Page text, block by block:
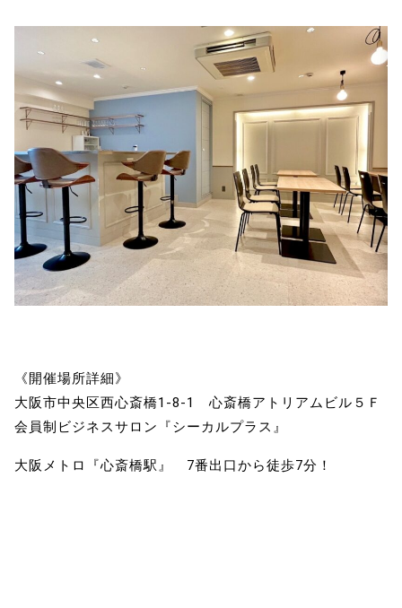
《開催場所詳細》
大阪市中央区西心斎橋1-8-1 心斎橋アトリアムビル５Ｆ
会員制ビジネスサロン『シーカルプラス』
大阪メトロ『心斎橋駅』 7番出口から徒歩7分！